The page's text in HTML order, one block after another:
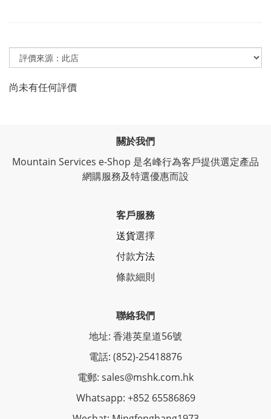
尚未有任何評價
關於我們
Mountain Services e-Shop 是名峰行為客戶提供選定產品
網購服務及特選優惠而設
客戶服務
送貨選擇
付款方法
條款細則
聯絡我們
地址: 香港英皇道56號
電話: (852)-25418876
電郵: sales@mshk.com.hk
Whatsapp: +852 65586869